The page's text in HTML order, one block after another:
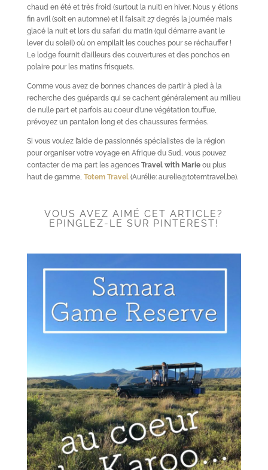
chaud en été et très froid (surtout la nuit) en hiver. Nous y étions
fin avril (soit en automne) et il faisait 27 degrés la journée mais
glacé la nuit et lors du safari du matin (qui démarre avant le
lever du soleil) où on empilait les couches pour se réchauffer !
Le lodge fournit d’ailleurs des couvertures et des ponchos en
polaire pour les matins frisquets.
Comme vous avez de bonnes chances de partir à pied à la
recherche des guépards qui se cachent généralement au milieu
de nulle part et parfois au coeur d’une végétation touffue,
prévoyez un pantalon long et des chaussures fermées.
Si vous voulez l’aide de passionnés spécialistes de la région
pour organiser votre voyage en Afrique du Sud, vous pouvez
contacter de ma part les agences Travel with Marieou plus
haut de gamme, Totem Travel(Aurélie: aurelie@totemtravel.be).
VOUS AVEZ AIMÉ CET ARTICLE?
EPINGLEZ-LE SUR PINTEREST!